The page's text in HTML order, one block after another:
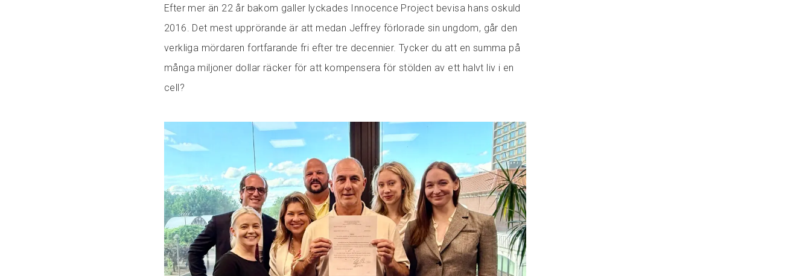
Efter mer än 22 år bakom galler lyckades Innocence Project bevisa hans oskuld
2016. Det mest upprörande är att medan Jeffrey förlorade sin ungdom, går den
verkliga mördaren fortfarande fri efter tre decennier. Tycker du att en summa på
många miljoner dollar räcker för att kompensera för stölden av ett halvt liv i en
cell?